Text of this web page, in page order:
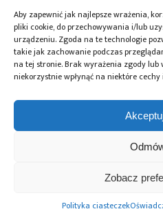
Aby zapewnić jak najlepsze wrażenia,
pliki cookie, do przechowywania i/lub
urządzeniu. Zgoda na te technologie
takie jak zachowanie podczas
na tej stronie. Brak wyrażenia zgody lub
niekorzystnie wpłynąć na niektóre
Zobacz
Polityka ciasteczek
24.02.2026
Urządzenie DPS firmy
Innovation R&D
Tajwanie